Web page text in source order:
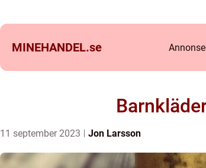
MINEHANDEL.se
11 september 2023 Jon Larsson